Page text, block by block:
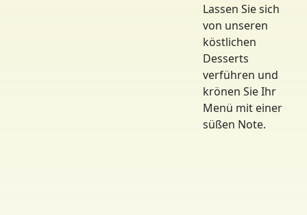
Lassen Sie sich
von unseren
köstlichen
Desserts
verführen und
krönen Sie Ihr
Menü mit einer
süßen Note.